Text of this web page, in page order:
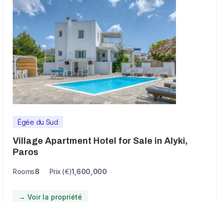
Égée du Sud
Village Apartment Hotel for Sale in Alyki,
Paros
Rooms8 Prix (€)1,600,000
→ Voir la propriété